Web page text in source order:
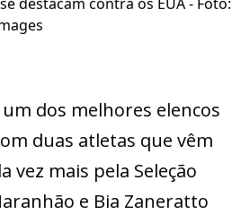
destacam contra os EUA - Foto:
dos melhores elencos
duas atletas que vêm
vez mais pela Seleção
e Bia Zaneratto